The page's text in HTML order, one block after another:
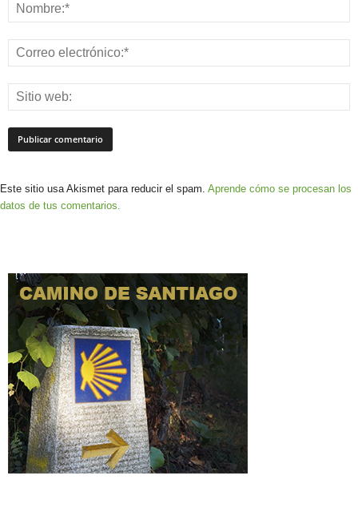
Este sitio usa Akismet para reducir el spam. Aprende cómo se procesan los
datos de tus comentarios.